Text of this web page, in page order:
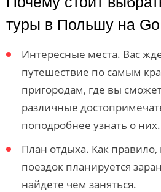
туры в Польшу на
Интересные места. Вас
путешествие по самым
пригородам, где вы
различные
поподробнее узнать о них.
План отдыха. Как
поездок планируется
найдете чем заняться.